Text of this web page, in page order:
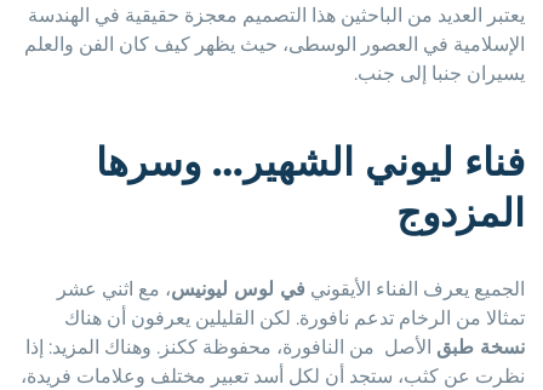
يعتبر العديد من الباحثين هذا التصميم معجزة حقيقية في الهندسة
الإسلامية في العصور الوسطى، حيث يظهر كيف كان الفن والعلم
يسيران جنبا إلى جنب.
فناء ليوني الشهير… وسرها
المزدوج
الجميع يعرف الفناء الأيقوني في لوس ليونيس ، مع اثني عشر
تمثالا من الرخام تدعم نافورة. لكن القليلين يعرفون أن هناك
نسخة طبقالأصل من النافورة، محفوظة ككنز. وهناك المزيد: إذا
نظرت عن كثب، ستجد أن لكل أسد تعبير مختلف وعلامات فريدة،